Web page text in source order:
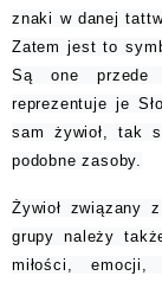
znaki w danej
Zatem jest to
Są one przede
reprezentuje je
sam żywioł, tak
podobne zasoby.
Żywioł
grupy należy
miłości, emocji,